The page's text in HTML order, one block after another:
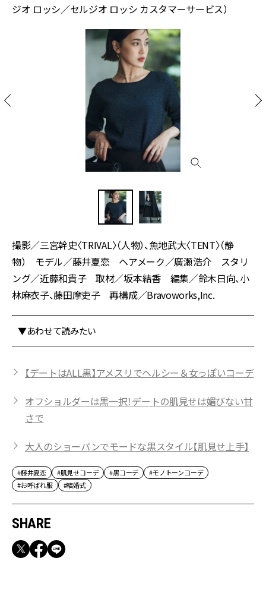
ジオ ロッシ／セルジオ ロッシ カスタマーサービス）
撮影／三宮幹史〈TRIVAL〉（人物）、魚地武大〈TENT〉（静
物） モデル／藤井夏恋 ヘアメーク／廣瀬浩介 スタリ
ング／近藤和貴子 取材／坂本結香 編集／鈴木日向、小
林麻衣子、藤田摩吏子 再構成／Bravoworks,Inc.
▼あわせて読みたい
【デートはALL黒】アメスリでヘルシー＆女っぽいコーデ
オフショルダーは黒一択！デートの肌見せは媚びない甘
さで
大人のショーパンでモードな黒スタイル【肌見せ上手】
#藤井夏恋 #肌見せコーデ #黒コーデ
#モノトーンコーデ
#お呼ばれ服
#結婚式
SHARE